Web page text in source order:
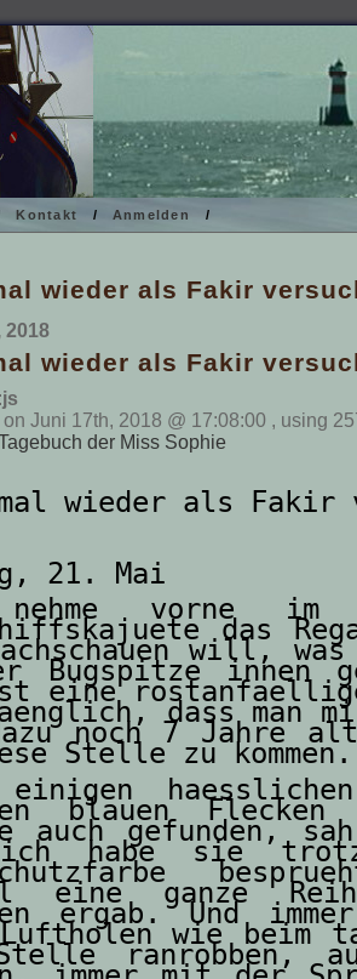
Kontakt / Anmelden /
wieder als Fakir
2018
wieder als Fakir
js
Juni 17th, 2018 @ 17:08:00 , using
der Miss Sophie
wieder als Fakir
21. Mai
vorne
das
will,
Bugspitze innen
eine
dass man
noch 7 Jahre
Stelle zu kommen.
einigen
blauen
auch gefunden,
habe sie
eine ganze
ergab. Und
wie beim
ranrobben,